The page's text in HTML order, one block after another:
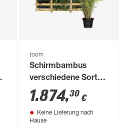
toom
Schirmbambus
verschiedene Sorten
23 cm Topf, 75 Stück
1.874,30 €
Keine Lieferung nach
Hause